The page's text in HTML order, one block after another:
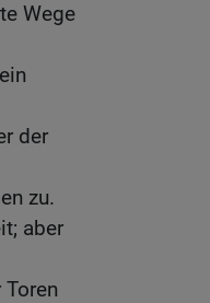
Wege
der
zu.
aber